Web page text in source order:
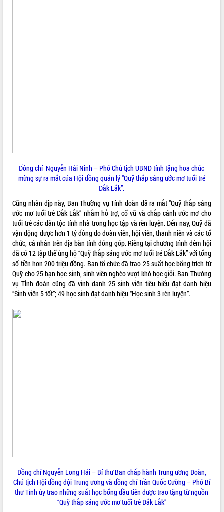
THỐNG KÊ TRUY CẬP
Tất cả: 66103278
Đồng chí Nguyễn Hải Ninh – Phó Chủ tịch UBND tỉnh tặng hoa chúc
mừng sự ra mắt của Hội đồng quản lý “Quỹ thắp sáng ước mơ tuổi trẻ
Đắk Lắk”.
Cũng nhân dịp này, Ban Thường vụ Tỉnh đoàn đã ra mắt “Quỹ thắp sáng
ước mơ tuổi trẻ Đắk Lắk” nhằm hỗ trợ, cổ vũ và chắp cánh ước mơ cho
tuổi trẻ các dân tộc tỉnh nhà trong học tập và rèn luyện. Đến nay, Quỹ đã
vận động được hơn 1 tỷ đồng do đoàn viên, hội viên, thanh niên và các tổ
chức, cá nhân trên địa bàn tỉnh đóng góp. Riêng tại chương trình đêm hội
đã có 12 tập thể ủng hộ “Quỹ thắp sáng ước mơ tuổi trẻ Đắk Lắk” với tổng
số tiền hơn 200 triệu đồng. Ban tổ chức đã trao 25 suất học bổng trích từ
Quỹ cho 25 bạn học sinh, sinh viên nghèo vượt khó học giỏi. Ban Thường
vụ Tỉnh đoàn cũng đã vinh danh 25 sinh viên tiêu biểu đạt danh hiệu
“Sinh viên 5 tốt”; 49 học sinh đạt danh hiệu “Học sinh 3 rèn luyện”.
Đồng chí Nguyễn Long Hải – Bí thư Ban chấp hành Trung ương Đoàn,
Chủ tịch Hội đồng đội Trung ương và đồng chí Trần Quốc Cường – Phó Bí
thư Tỉnh ủy trao những suất học bổng đầu tiên được trao tặng từ nguồn
“Quỹ thắp sáng ước mơ tuổi trẻ Đắk Lắk”